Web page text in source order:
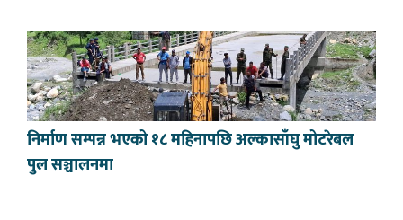
निर्माण सम्पन्न भएको १८ महिनापछि अल्कासाँघु मोटरेबल
पुल सञ्चालनमा